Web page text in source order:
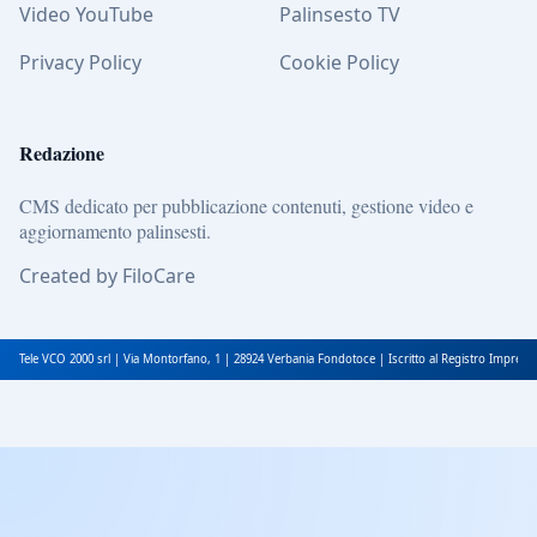
Video YouTube
Palinsesto TV
Privacy Policy
Cookie Policy
Redazione
CMS dedicato per pubblicazione contenuti, gestione video e
aggiornamento palinsesti.
Created by FiloCare
Tele VCO 2000 srl | Via Montorfano, 1 | 28924 Verbania Fondotoce | Iscritto al Registro Imprese